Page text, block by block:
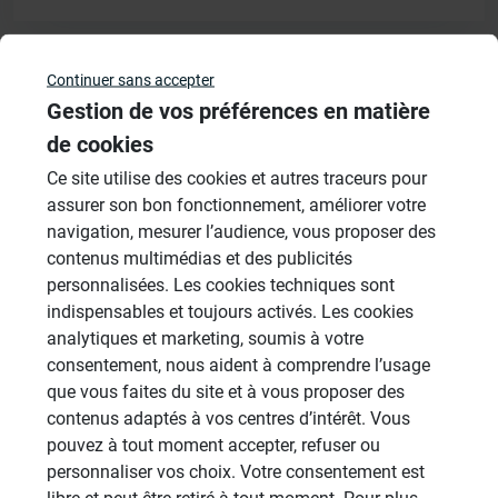
Veuillez vousconnecterpour répondre à ce sujet
Sujets
Aménagement Agencement
21 Sujets
Revêtement Finition
19 Sujets
Douches à l'Italienne
1485 Sujets
Cabines de hammam
Continuer sans accepter
Gestion de vos préférences en matière
de cookies
Ce site utilise des cookies et autres traceurs pour
assurer son bon fonctionnement, améliorer votre
navigation, mesurer l’audience, vous proposer des
contenus multimédias et des publicités
personnalisées. Les cookies techniques sont
indispensables et toujours activés. Les cookies
analytiques et marketing, soumis à votre
consentement, nous aident à comprendre l’usage
que vous faites du site et à vous proposer des
contenus adaptés à vos centres d’intérêt. Vous
pouvez à tout moment accepter, refuser ou
personnaliser vos choix. Votre consentement est